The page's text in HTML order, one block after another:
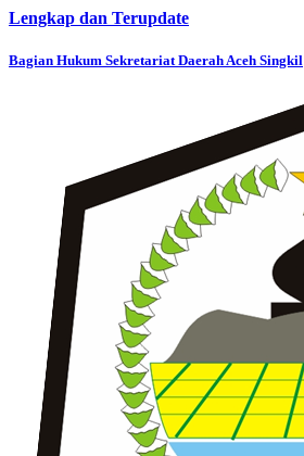
Lengkap dan Terupdate
Bagian Hukum Sekretariat Daerah Aceh Singkil